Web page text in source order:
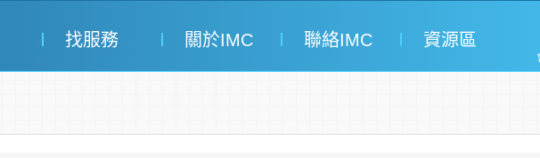
找服務 關於IMC 聯絡IMC 資源區